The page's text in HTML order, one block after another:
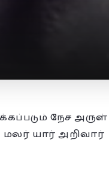
நேச அருள்
யார் அறிவார்